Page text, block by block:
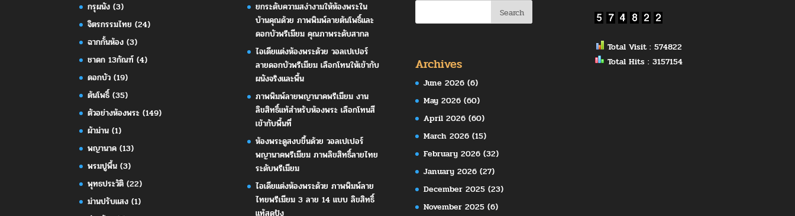
กรุผนัง (3)
จิตรกรรมไทย (24)
ฉากกั้นห้อง (3)
ชาดก 13กัณฑ์ (4)
ดอกบัว (19)
ต้นโพธิ์ (35)
ตัวอย่างห้องพระ (149)
ผ้าม่าน (1)
พญานาค (13)
พรมปูพื้น (3)
พุทธประวัติ (22)
ม่านปรับแสง (1)
ยกระดับความสง่างามให้ห้องพระใน
บ้านคุณด้วย ภาพพิมพ์ลายต้นโพธิ์และ
ดอกบัวพรีเมียม คุณภาพระดับสากล
ไอเดียแต่งห้องพระด้วย วอลเปเปอร์
ลายดอกบัวพรีเมียม เลือกโทนให้เข้ากับ
ผนังจริงและพื้น
ภาพพิมพ์ลายพญานาคพรีเมียม งาน
ลิขสิทธิ์แท้สำหรับห้องพระ เลือกโทนสี
เข้ากับพื้นที่
ห้องพระดูสงบขึ้นด้วย วอลเปเปอร์
พญานาคพรีเมียม ภาพลิขสิทธิ์ลายไทย
ระดับพรีเมียม
ไอเดียแต่งห้องพระด้วย ภาพพิมพ์ลาย
ไทยพรีเมียม 3 ลาย 14 แบบ ลิขสิทธิ์
แท้สุดปัง
Archives
June 2026(6)
May 2026(60)
April 2026(60)
March 2026(15)
February 2026(32)
January 2026(27)
December 2025(23)
November 2025(6)
Total Visit : 574822
Total Hits : 3157154